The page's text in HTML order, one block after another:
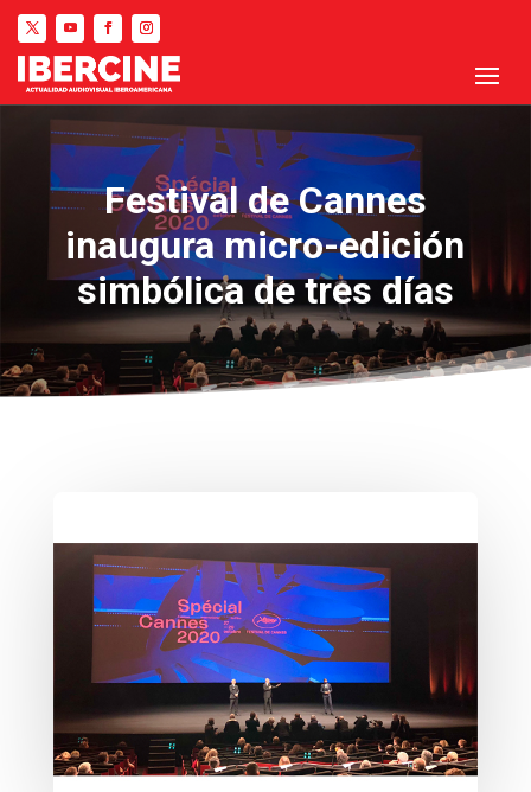
Festival de Cannes
inaugura micro-edición
simbólica de tres días